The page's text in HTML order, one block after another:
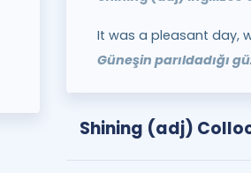
It was a pleasant day,
Güneşin parıldadığı
Shining (adj)